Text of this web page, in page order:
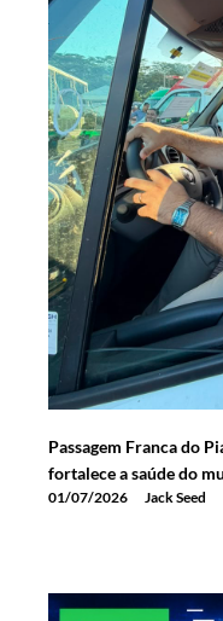
Passagem Franca do
fortalece a saúde do
01/07/2026 Jack Seed